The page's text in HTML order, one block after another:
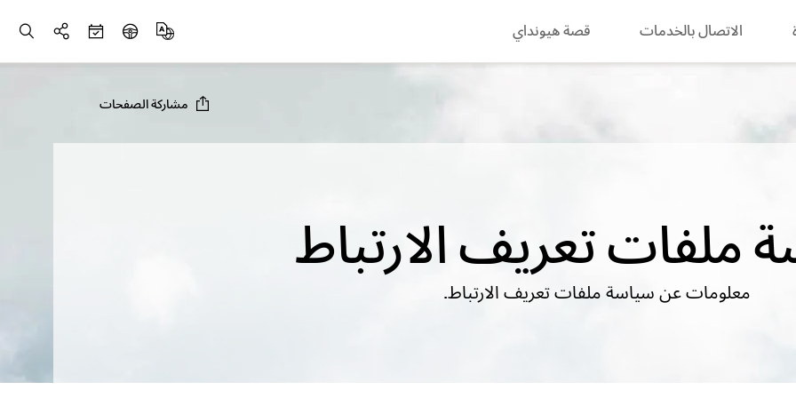
الاتصال بالخدمات قصة هيونداي
مشاركة الصفحات
ملفات تعريف الارتباط
معلومات عن سياسة ملفات تعريف الارتباط.